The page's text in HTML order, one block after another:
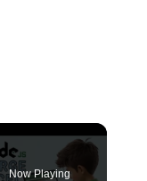
Now Playing